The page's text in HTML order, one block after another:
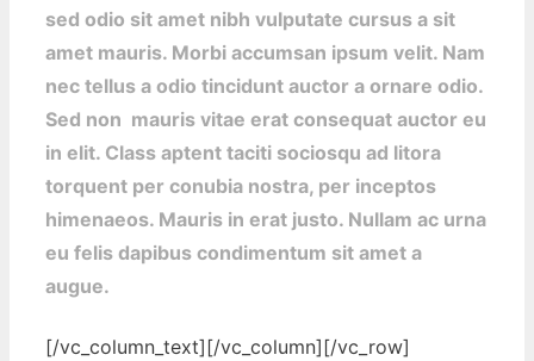
sed odio sit amet nibh vulputate cursus a sit
amet mauris. Morbi accumsan ipsum velit. Nam
nec tellus a odio tincidunt auctor a ornare odio.
Sed non mauris vitae erat consequat auctor eu
in elit. Class aptent taciti sociosqu ad litora
torquent per conubia nostra, per inceptos
himenaeos. Mauris in erat justo. Nullam ac urna
eu felis dapibus condimentum sit amet a
augue.
[/vc_column_text][/vc_column][/vc_row]